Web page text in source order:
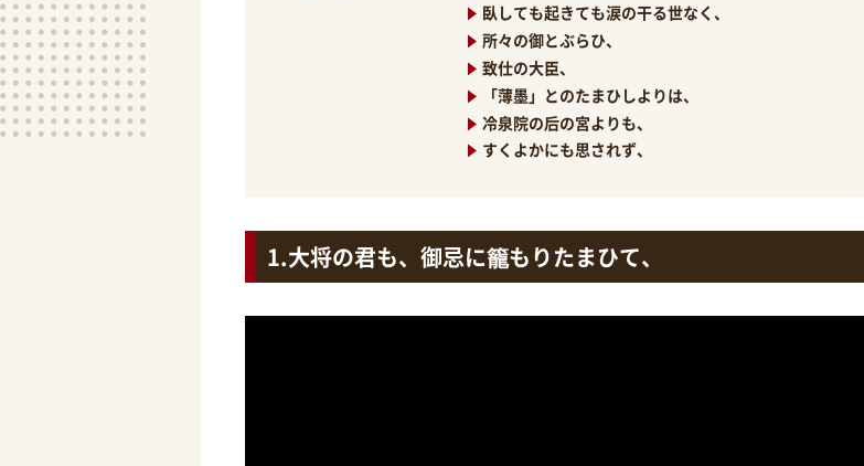
臥しても起きても涙の干る世なく、
所々の御とぶらひ、
致仕の大臣、
「薄墨」とのたまひしよりは、
冷泉院の后の宮よりも、
すくよかにも思されず、
大将の君も、御忌に籠もりたまひて、